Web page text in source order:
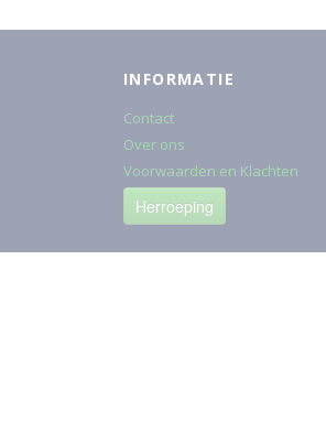
INFORMATIE
Contact
Over ons
Voorwaarden en Klachten
Herroeping